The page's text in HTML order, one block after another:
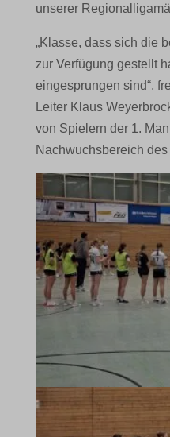
unserer
„Klasse, dass sich die
zur Verfügung gestellt
eingesprungen sind“,
Leiter Klaus
von Spielern der 1.
Nachwuchsbereich des